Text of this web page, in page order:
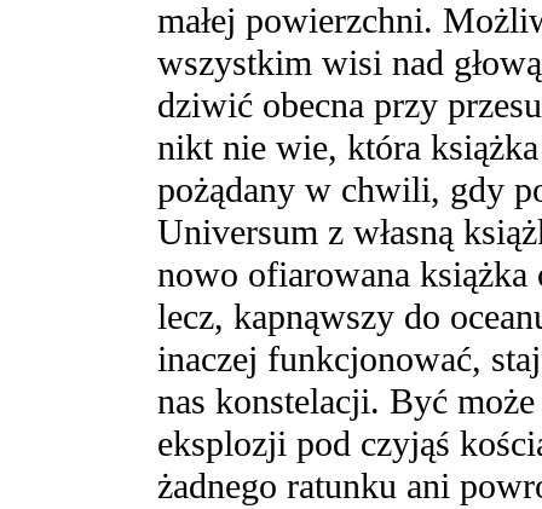
małej powierzchni.
wszystkim wisi nad
dziwić obecna przy
nikt nie wie, która
pożądany w chwili, gdy
Universum z własną
nowo ofiarowana książka
lecz, kapnąwszy do
inaczej funkcjonować,
nas konstelacji. Być
eksplozji pod czyjąś
żadnego ratunku ani